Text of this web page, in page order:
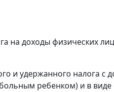
на доходы физических
и удержанного налога с
ребенком) и в